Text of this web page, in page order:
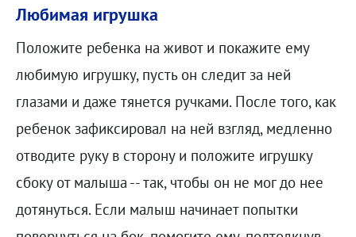
Любимая игрушка
Положите ребенка на живот и покажите ему
любимую игрушку, пусть он следит за ней
глазами и даже тянется ручками. После того, как
ребенок зафиксировал на ней взгляд, медленно
отводите руку в сторону и положите игрушку
сбоку от малыша -- так, чтобы он не мог до нее
дотянуться. Если малыш начинает попытки